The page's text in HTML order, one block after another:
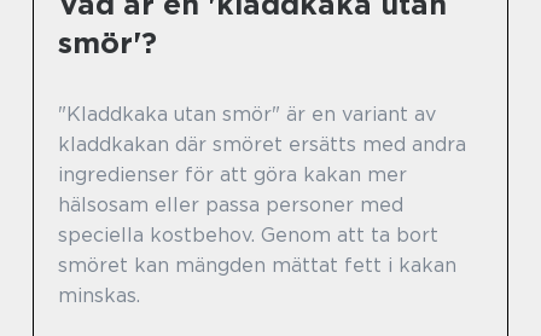
smör'?
"Kladdkaka utan smör" är en variant av
kladdkakan där smöret ersätts med andra
ingredienser för att göra kakan mer
hälsosam eller passa personer med
speciella kostbehov. Genom att ta bort
smöret kan mängden mättat fett i kakan
minskas.